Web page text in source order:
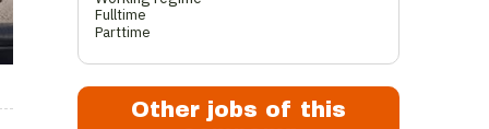
Fulltime
Parttime
Other jobs of this